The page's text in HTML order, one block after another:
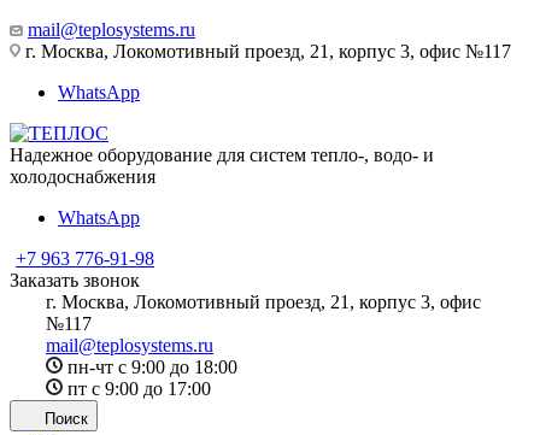
mail@teplosystems.ru
г. Москва, Локомотивный проезд, 21, корпус 3, офис №117
WhatsApp
Надежное оборудование для систем тепло-, водо- и
холодоснабжения
WhatsApp
+7 963 776-91-98
Заказать звонок
г. Москва, Локомотивный проезд, 21, корпус 3, офис
№117
mail@teplosystems.ru
пн-чт с 9:00 до 18:00
пт с 9:00 до 17:00
Поиск